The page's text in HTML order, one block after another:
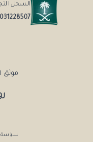
سياسة
السجل
موثق